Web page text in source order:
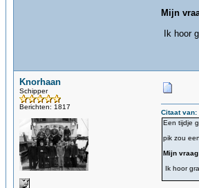
Mijn
Ik hoor
Knorhaan
Schipper
Berichten: 1817
Citaat van:
Een tijdje
pik zou
Mijn
Ik hoor